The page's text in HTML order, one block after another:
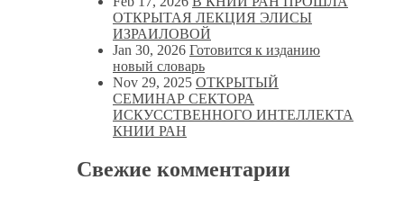
ОТКРЫТАЯ ЛЕКЦИЯ ЭЛИСЫ
ИЗРАИЛОВОЙ
Jan 30, 2026 Готовится к изданию
новый словарь
Nov 29, 2025 ОТКРЫТЫЙ
СЕМИНАР СЕКТОРА
ИСКУССТВЕННОГО ИНТЕЛЛЕКТА
КНИИ РАН
Свежие комментарии